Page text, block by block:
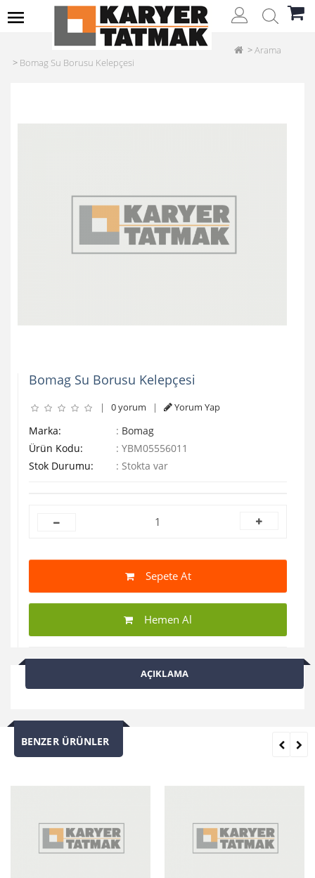
Arama
Bomag Su Borusu Kelepçesi
Bomag Su Borusu Kelepçesi
| 0 yorum | Yorum Yap
Marka: : Bomag
Ürün Kodu:
: YBM05556011
Stok Durumu:
: Stokta var
Sepete At
Hemen Al
AÇIKLAMA
BENZER ÜRÜNLER